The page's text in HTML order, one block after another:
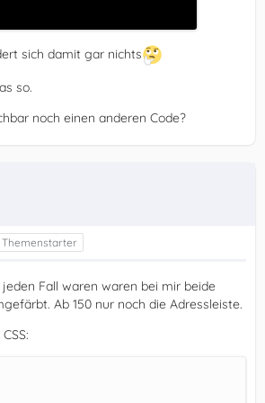
sich damit gar nichts
so.
noch einen anderen Code?
Fall waren waren bei mir beide
Ab 150 nur noch die Adressleiste.